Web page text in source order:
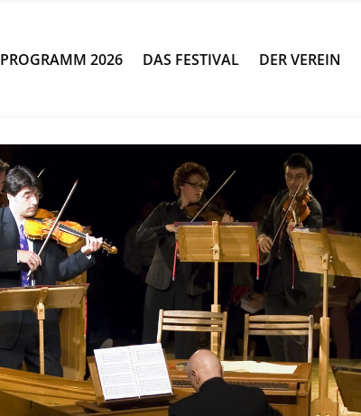
PROGRAMM 2026 DAS FESTIVAL DER VEREIN